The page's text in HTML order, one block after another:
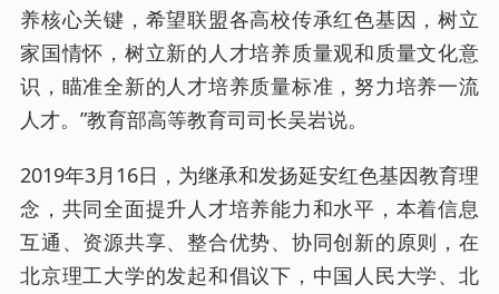
养核心关键，希望联盟各高校传承红色基因，树立
家国情怀，树立新的人才培养质量观和质量文化意
识，瞄准全新的人才培养质量标准，努力培养一流
人才。”教育部高等教育司司长吴岩说。
2019年3月16日，为继承和发扬延安红色基因教育理
念，共同全面提升人才培养能力和水平，本着信息
互通、资源共享、整合优势、协同创新的原则，在
北京理工大学的发起和倡议下，中国人民大学、北